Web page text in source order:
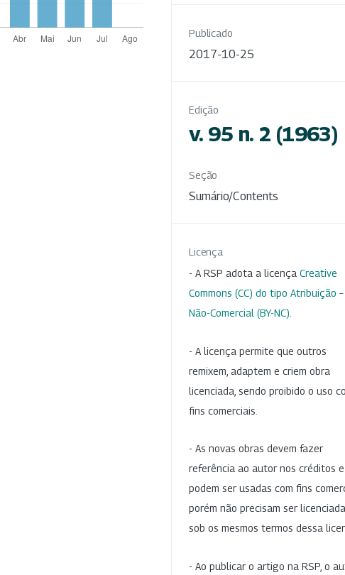
Publicado
2017-10-25
Edição
v. 95 n. 2 (1963)
Seção
Sumário/Contents
Licença
- A RSP adota a licença Creative
Commons (CC) do tipo Atribuição –
Não-Comercial (BY-NC)
- A licença permite que outros
remixem, adaptem e criem obra
licenciada, sendo proibido o uso
fins comerciais.
- As novas obras devem fazer
referência ao autor nos créditos
podem ser usadas com fins
porém não precisam ser
sob os mesmos termos dessa
- Ao publicar o artigo na RSP, o